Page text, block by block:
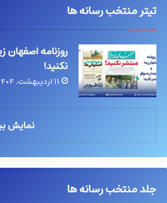
تیتر منتخب رسانه ها
روزنامه
نکنید!
۱۱ اردیبهشت, ۱۴۰۴
نمایش
جلد منتخب رسانه ها